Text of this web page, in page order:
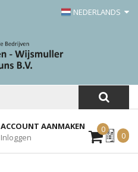
NEDERLANDS
ACCOUNT AANMAKEN
Inloggen
0Mijn
Offerte
0